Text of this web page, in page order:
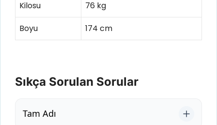
Kilosu 76 kg
Boyu 174 cm
Sıkça Sorulan Sorular
Tam Adı